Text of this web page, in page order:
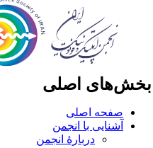
اصلی
صفحه اصلی
آشنایی با انجمن
دربارۀ انجمن